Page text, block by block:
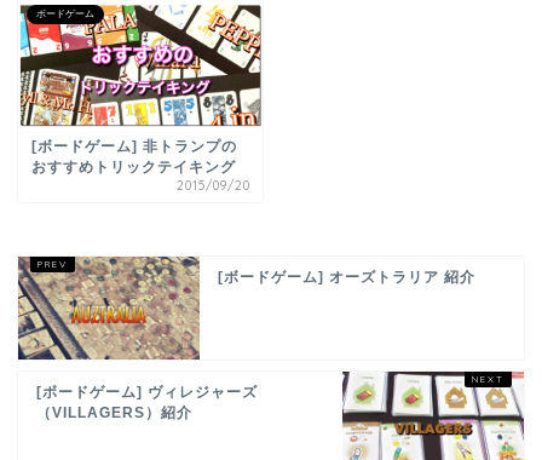
ボードゲーム
[ボードゲーム] 非トランプの
おすすめトリックテイキング
2015/09/20
[ボードゲーム] オーズトラリア 紹介
[ボードゲーム] ヴィレジャーズ
（VILLAGERS）紹介